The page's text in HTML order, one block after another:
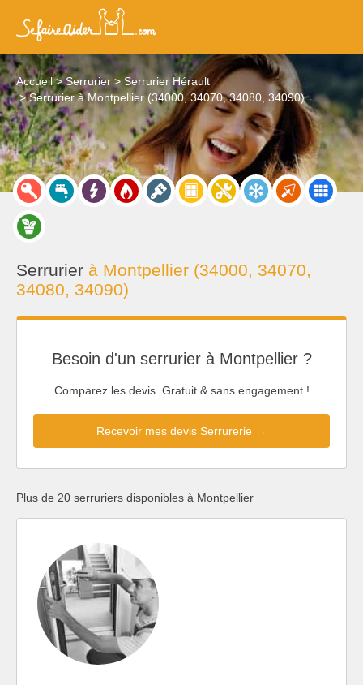
Accueil Serrurier
Serrurier Hérault
Serrurier à Montpellier (34000, 34070, 34080, 34090)
Serrurier à Montpellier (34000, 34070,
34080, 34090)
Besoin d'un serrurier à Montpellier ?
Comparez les devis. Gratuit & sans engagement !
Recevoir mes devis Serrurerie →
Plus de 20 serruriers disponibles à Montpellier